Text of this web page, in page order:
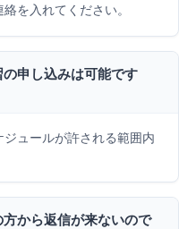
を入れてください。
申し込みは可能です
ュールが許される範囲内
から返信が来ないので